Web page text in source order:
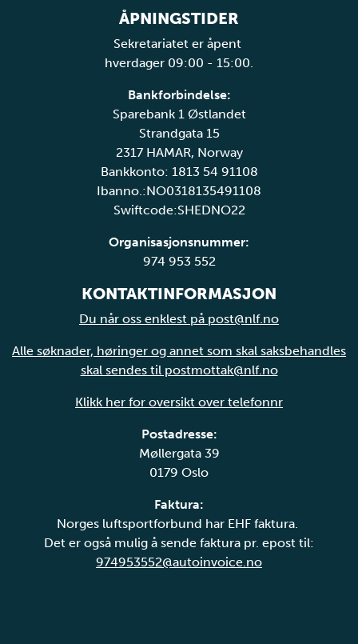
ÅPNINGSTIDER
Sekretariatet er åpent
hverdager 09:00 - 15:00.
Bankforbindelse:
Sparebank 1 Østlandet
Strandgata 15
2317 HAMAR, Norway
Bankkonto: 1813 54 91108
Ibanno.:NO0318135491108
Swiftcode:SHEDNO22
Organisasjonsnummer:
974 953 552
KONTAKTINFORMASJON
Du når oss enklest på post@nlf.no
Alle søknader, høringer og annet som skal saksbehandles
skal sendes til postmottak@nlf.no
Klikk her for oversikt over telefonnr
Postadresse:
Møllergata 39
0179 Oslo
Faktura:
Norges luftsportforbund har EHF faktura.
Det er også mulig å sende faktura pr. epost til:
974953552@autoinvoice.no